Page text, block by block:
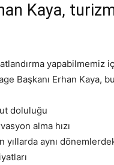
Kaya,
yapabilmemiz
Başkanı Erhan Kaya,
doluluğu
alma hızı
yıllarda aynı